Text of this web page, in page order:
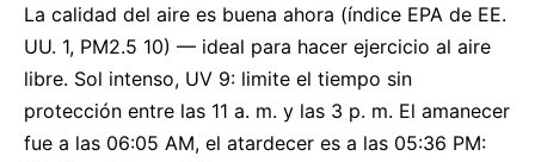
La calidad del aire es buena ahora (índice EPA de EE.
UU. 1, PM2.5 10) — ideal para hacer ejercicio al aire
libre. Sol intenso, UV 9: limite el tiempo sin
protección entre las 11 a. m. y las 3 p. m. El amanecer
fue a las 06:05 AM, el atardecer es a las 05:36 PM: